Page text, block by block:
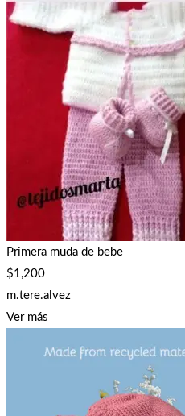
Primera muda de bebe
$1,200
m.tere.alvez
Ver más